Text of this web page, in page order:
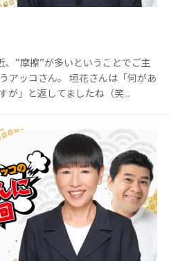
”摩擦”が多いということでご主
アッコさん。 垣花さんは「何があ
が」と返してましたね（笑...